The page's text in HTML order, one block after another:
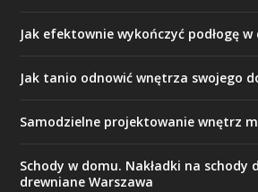
Jak efektownie wykończyć podłogę w
Jak tanio odnowić wnętrza swojego
Samodzielne projektowanie wnętrz
Schody w domu. Nakładki na schody
drewniane Warszawa